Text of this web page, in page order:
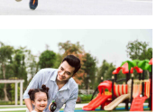
ứng dụng công
tầm cuộc sống
Smart